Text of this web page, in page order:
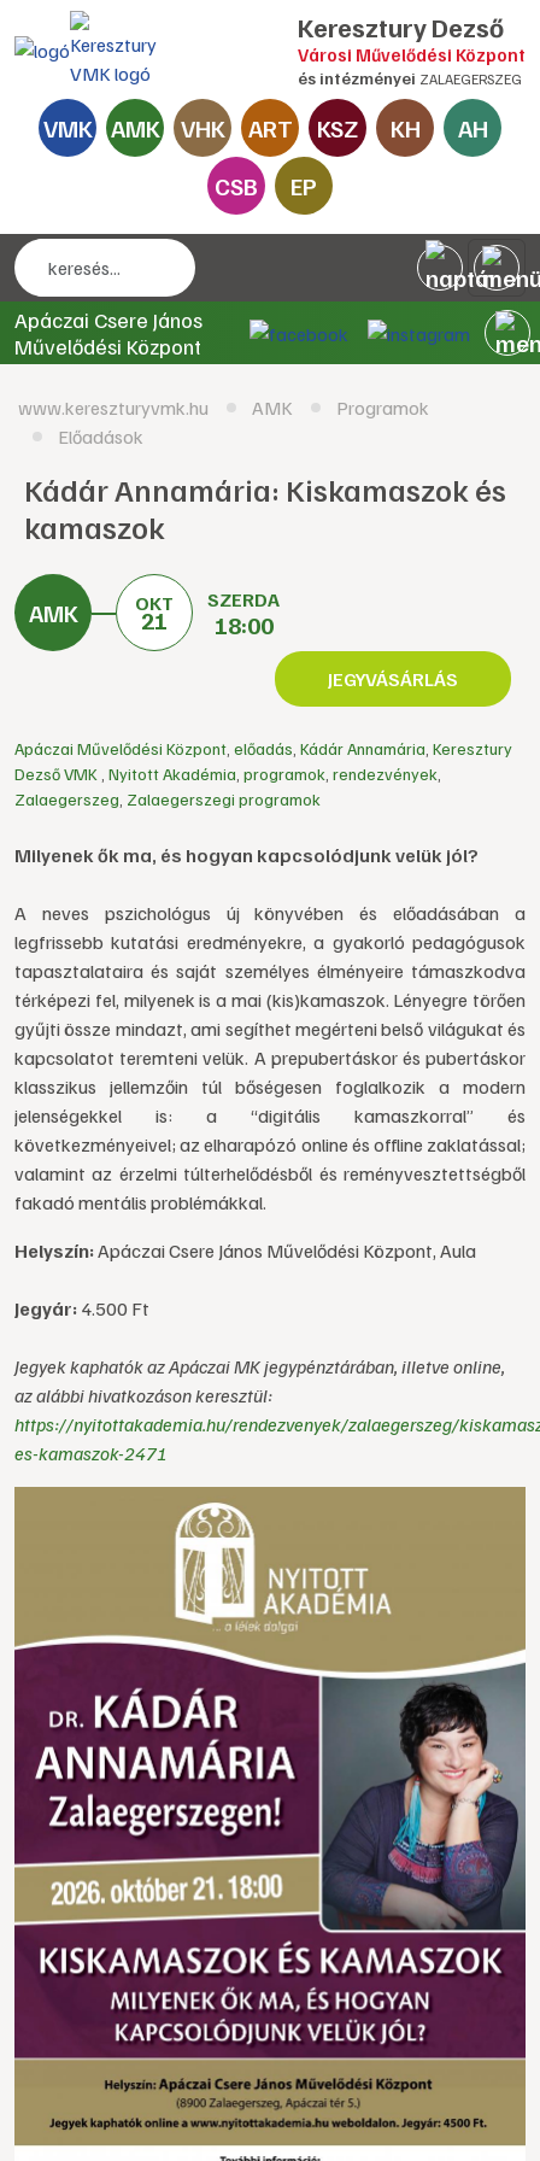
Keresztury Dezső
Városi Művelődési Központ
és intézményei ZALAEGERSZEG
VMK AMK VHK ART KSZ KH
AH
CSB
EP
Apáczai Csere János
Művelődési Központ
www.kereszturyvmk.hu AMK
Programok
Előadások
Kádár Annamária: Kiskamaszok és
kamaszok
OKT
21
SZERDA
18:00
JEGYVÁSÁRLÁS
Apáczai Művelődési Központ előadás Kádár Annamária Keresztury
Dezső VMK Nyitott Akadémia programok rendezvények
Zalaegerszeg Zalaegerszegi programok
Milyenek ők ma, és hogyan kapcsolódjunk velük jól?
A neves pszichológus új könyvében és előadásában a
legfrissebb kutatási eredményekre, a gyakorló pedagógusok
tapasztalataira és saját személyes élményeire támaszkodva
térképezi fel, milyenek is a mai (kis)kamaszok. Lényegre törően
gyűjti össze mindazt, ami segíthet megérteni belső világukat és
kapcsolatot teremteni velük. A prepubertáskor és pubertáskor
klasszikus jellemzőin túl bőségesen foglalkozik a modern
jelenségekkel is: a “digitális kamaszkorral” és
következményeivel; az elharapózó online és offline zaklatással;
valamint az érzelmi túlterhelődésből és reményvesztettségből
fakadó mentális problémákkal.
Helyszín:Apáczai Csere János Művelődési Központ, Aula
Jegyár: 4.500 Ft
Jegyek kaphatók az Apáczai MK jegypénztárában, illetve online,
az alábbi hivatkozáson keresztül:
https://nyitottakademia.hu/rendezvenyek/zalaegerszeg/
es-kamaszok-2471